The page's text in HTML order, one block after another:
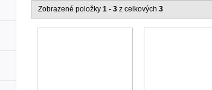
Zobrazené položky 1 - 3 z celkových 3